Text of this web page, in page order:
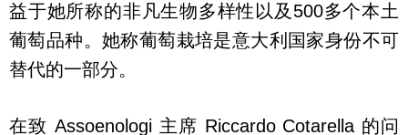
益于她所称的非凡生物多样性以及500多个本土
葡萄品种。她称葡萄栽培是意大利国家身份不可
替代的一部分。
在致 Assoenologi 主席 Riccardo Cotarella 的问